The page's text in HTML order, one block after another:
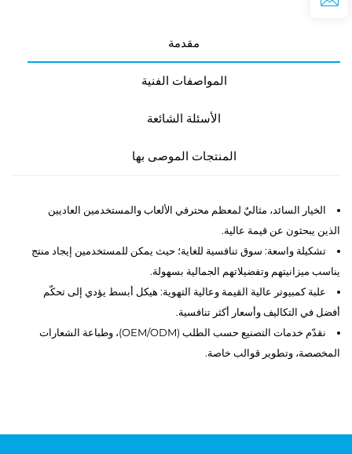
مقدمة
المواصفات الفنية
الأسئلة الشائعة
المنتجات الموصى بها
الخيار السائد، مثاليٌ لمعظم محترفي الألعاب والمستخدمين العاديين
الذين يبحثون عن قيمة عالية.
تشكيلة واسعة: سوق تنافسية للغاية؛ حيث يمكن للمستخدمين إيجاد منتج
يناسب ميزانيتهم وتفضيلاتهم الجمالية بسهولة.
علبة كمبيوتر عالية القيمة وعالية التهوية: هيكل أبسط يؤدي إلى تحكّم
أفضل في التكاليف وأسعار أكثر تنافسية.
نقدّم خدمات التصنيع حسب الطلب (OEM/ODM)، وطباعة الشعارات
المخصصة، وتطوير قوالب خاصة.